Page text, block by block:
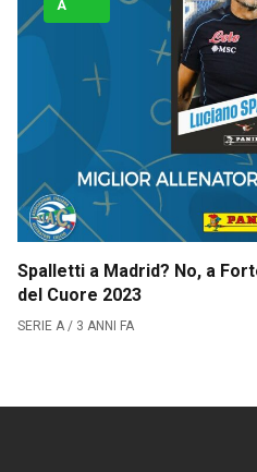
Collabora
La
A
Spalletti a Madrid? No, a
del Cuore 2023
SERIE A / 3 ANNI FA